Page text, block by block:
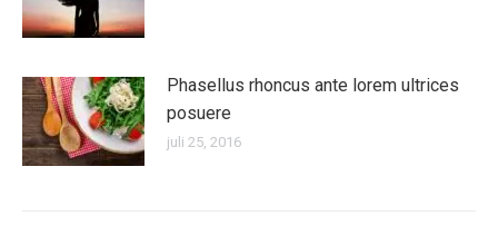
Phasellus rhoncus ante lorem ultrices
posuere
juli 25, 2016